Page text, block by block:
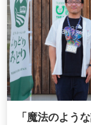
「魔法のよう